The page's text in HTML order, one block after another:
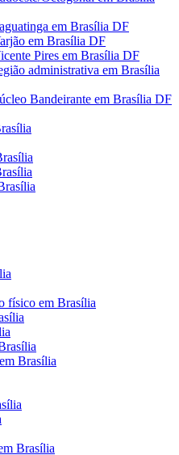
em Brasília DF
em Brasília DF
Pires em Brasília DF
administrativa em Brasília
Bandeirante em Brasília DF
físico em Brasília
Brasília
Brasília